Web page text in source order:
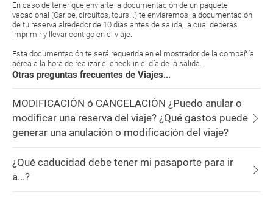
En caso de tener que enviarte la documentación de un paquete
vacacional (Caribe, circuitos, tours...) te enviaremos la documentación
de tu reserva alrededor de 10 días antes de salida, la cual deberás
imprimir y llevar contigo en el viaje.
Esta documentación te será requerida en el mostrador de la compañía
aérea a la hora de realizar el check-in el día de la salida.
Otras preguntas frecuentes de Viajes...
MODIFICACIÓN ó CANCELACIÓN ¿Puedo anular o
modificar una reserva del viaje? ¿Qué gastos puede
generar una anulación o modificación del viaje?
¿Qué caducidad debe tener mi pasaporte para ir
a...?